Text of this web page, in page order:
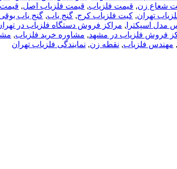
شعاع زن, قیمت فلزیاب, قیمت فلزیاب اصل, قیمت
تهران, کیت فلزیاب کرج, گنج یاب, گنج یاب
مدل اسپکترا , مراکز فروش دستگاه فلزیاب در
فروش فلزیاب در مشهد, مشاوره خرید فلزیاب,
, مهندس فلزیاب, نقطه زن, نمایندگی فلزیاب تهران